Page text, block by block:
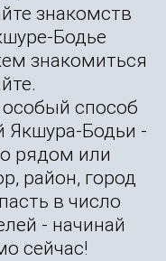
знакомств
Бодье
знакомиться
способ
Якшура-Бодьи -
рядом или
район, город
в число
- начинай
сейчас!